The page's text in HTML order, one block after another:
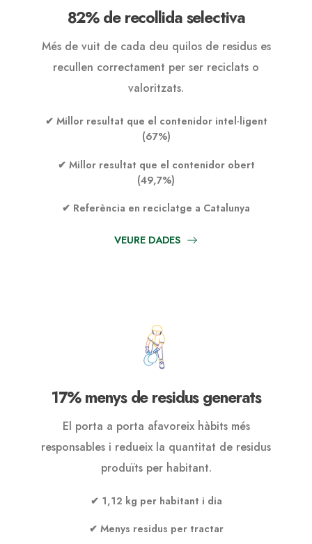
82% de recollida selectiva
Més de vuit de cada deu quilos de residus es
recullen correctament per ser reciclats o
valoritzats.
✔ Millor resultat que el contenidor intel·ligent
(67%)
✔ Millor resultat que el contenidor obert
(49,7%)
✔ Referència en reciclatge a Catalunya
VEURE DADES
17% menys de residus generats
El porta a porta afavoreix hàbits més
responsables i redueix la quantitat de residus
produïts per habitant.
✔ 1,12 kg per habitant i dia
✔ Menys residus per tractar